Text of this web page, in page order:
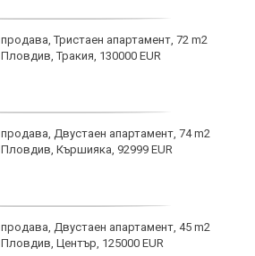
продава, Тристаен апартамент, 72 m2
Пловдив, Тракия, 130000 EUR
продава, Двустаен апартамент, 74 m2
Пловдив, Кършияка, 92999 EUR
продава, Двустаен апартамент, 45 m2
Пловдив, Център, 125000 EUR